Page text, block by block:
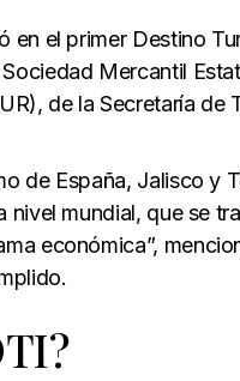
en el primer Destino
Mercantil
de la Secretaría de
de España, Jalisco y
mundial, que se
económica”,